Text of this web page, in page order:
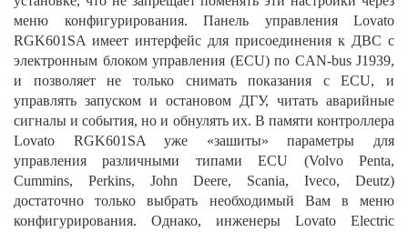
меню конфигурирования. Панель управления Lovato
RGK601SA имеет интерфейс для присоединения к ДВС с
электронным блоком управления (ECU) по CAN-bus J1939,
и позволяет не только снимать показания c ECU, и
управлять запуском и остановом ДГУ, читать аварийные
сигналы и события, но и обнулять их. В памяти контроллера
Lovato RGK601SA уже «зашиты» параметры для
управления различными типами ECU (Volvo Penta,
Cummins, Perkins, John Deere, Scania, Iveco, Deutz)
достаточно только выбрать необходимый Вам в меню
конфигурирования. Однако, инженеры Lovato Electric